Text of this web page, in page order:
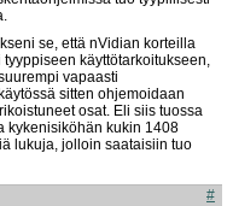
se, että nVidian korteilla
käyttötarkoitukseen,
vapaasti
sitten ohjemoidaan
osat. Eli siis tuossa
kykenisiköhän kukin 1408
lukuja, jolloin saataisiin tuo
#